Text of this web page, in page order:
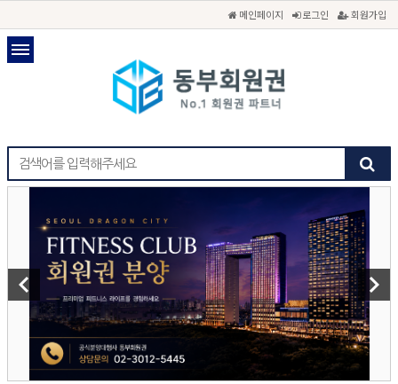
메인페이지 로그인 회원가입
keyboard_arrow_left keyboard_arrow_right